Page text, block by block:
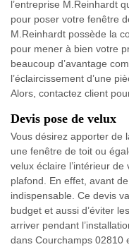
l’entreprise M.Reinhardt
pour poser votre fenêtre
M.Reinhardt possède la
pour mener à bien votre
beaucoup d’avantage
l’éclaircissement d’une
Alors, contactez client
Devis pose de velux
Vous désirez apporter de
une fenêtre de toit ou
velux éclaire l’intérieur
plafond. En effet, avant
indispensable. Ce devis
budget et aussi d’éviter
arriver pendant
dans Courchamps 02810